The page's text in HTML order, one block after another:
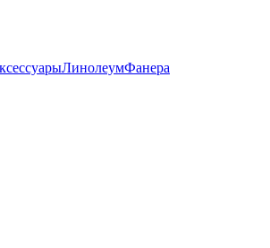
ЛинолеумФанера